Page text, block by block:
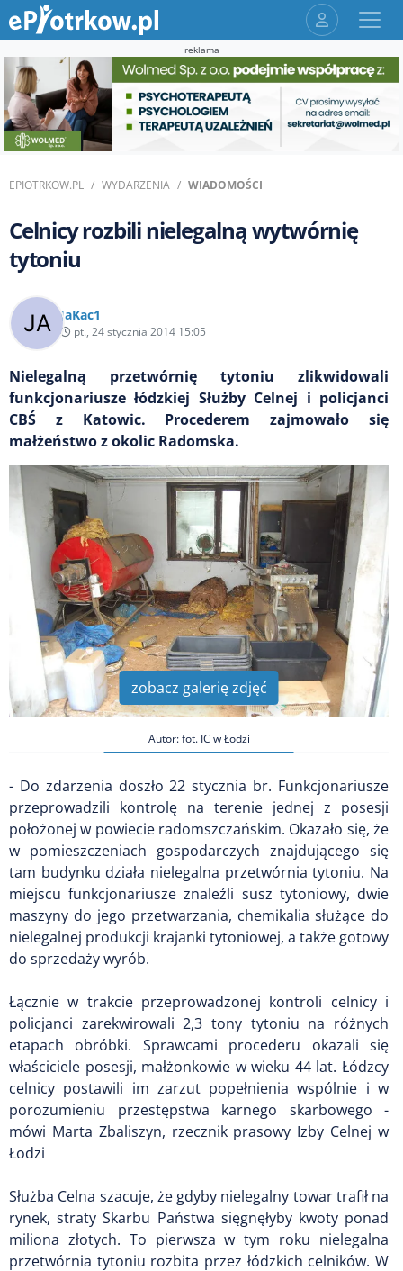
reklama
EPIOTRKOW.PL WYDARZENIA WIADOMOŚCI
Celnicy rozbili nielegalną wytwórnię
tytoniu
JaKac1
pt., 24 stycznia 2014 15:05
Nielegalną przetwórnię tytoniu zlikwidowali
funkcjonariusze łódzkiej Służby Celnej i policjanci
CBŚ z Katowic. Procederem zajmowało się
małżeństwo z okolic Radomska.
zobacz galerię zdjęć
Autor: fot. IC w Łodzi
- Do zdarzenia doszło 22 stycznia br. Funkcjonariusze
przeprowadzili kontrolę na terenie jednej z posesji
położonej w powiecie radomszczańskim. Okazało się, że
w pomieszczeniach gospodarczych znajdującego się
tam budynku działa nielegalna przetwórnia tytoniu. Na
miejscu funkcjonariusze znaleźli susz tytoniowy, dwie
maszyny do jego przetwarzania, chemikalia służące do
nielegalnej produkcji krajanki tytoniowej, a także gotowy
do sprzedaży wyrób.
Łącznie w trakcie przeprowadzonej kontroli celnicy i
policjanci zarekwirowali 2,3 tony tytoniu na różnych
etapach obróbki. Sprawcami procederu okazali się
właściciele posesji, małżonkowie w wieku 44 lat. Łódzcy
celnicy postawili im zarzut popełnienia wspólnie i w
porozumieniu przestępstwa karnego skarbowego -
mówi Marta Zbaliszyn, rzecznik prasowy Izby Celnej w
Łodzi
Służba Celna szacuje, że gdyby nielegalny towar trafił na
rynek, straty Skarbu Państwa sięgnęłyby kwoty ponad
miliona złotych. To pierwsza w tym roku nielegalna
przetwórnia tytoniu rozbita przez łódzkich celników. W